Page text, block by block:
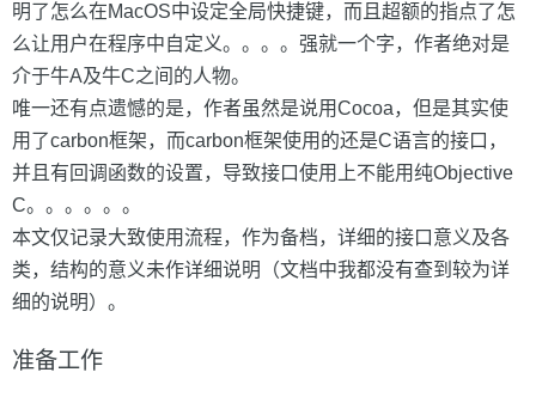
明了怎么在MacOS中设定全局快捷键，而且超额的指点了怎
么让用户在程序中自定义。。。。强就一个字，作者绝对是
介于牛A及牛C之间的人物。
唯一还有点遗憾的是，作者虽然是说用Cocoa，但是其实使
用了carbon框架，而carbon框架使用的还是C语言的接口，
并且有回调函数的设置，导致接口使用上不能用纯Objective
C。。。。。。
本文仅记录大致使用流程，作为备档，详细的接口意义及各
类，结构的意义未作详细说明（文档中我都没有查到较为详
细的说明）。
准备工作